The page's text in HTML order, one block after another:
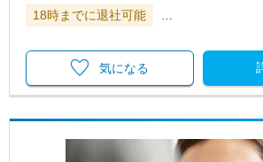
18時までに退社可能 …
気になる